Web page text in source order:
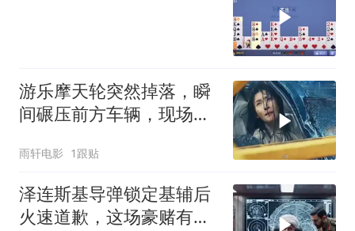
游乐摩天轮突然掉落，瞬
间碾压前方车辆，现场状
雨轩电影 1跟贴
泽连斯基导弹锁定基辅后
火速道歉，这场豪赌有多